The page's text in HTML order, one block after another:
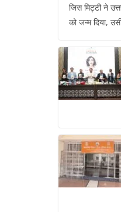
जिस मिट्टी ने
को जन्म दिया,